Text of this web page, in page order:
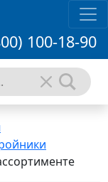
100-18-90